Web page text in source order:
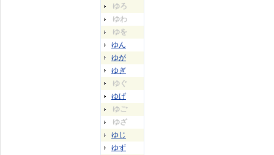
ゆろ
ゆわ
ゆを
ゆん
ゆが
ゆぎ
ゆぐ
ゆげ
ゆご
ゆざ
ゆじ
ゆず